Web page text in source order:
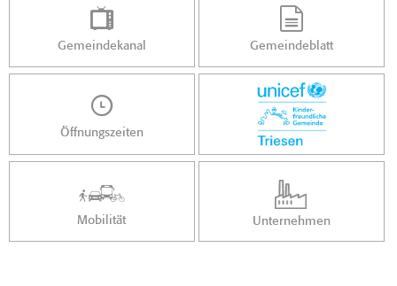
Gemeindekanal Gemeindeblatt
Öffnungszeiten
Mobilität Unternehmen